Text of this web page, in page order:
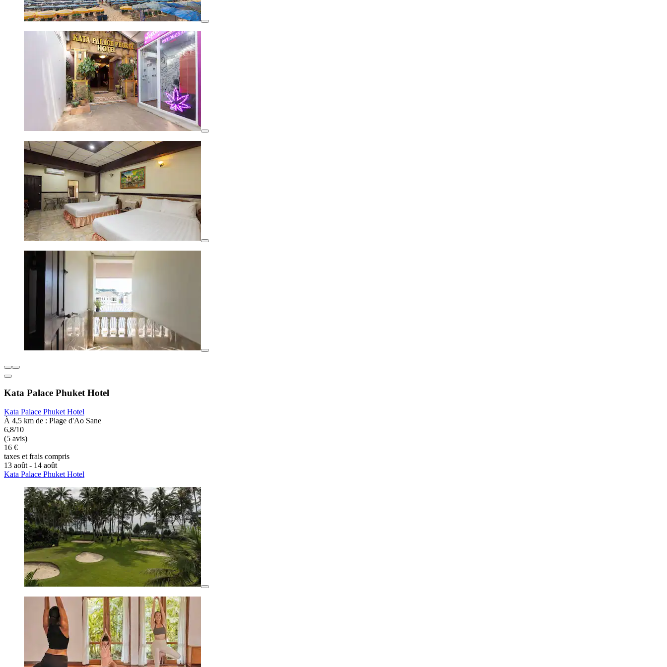
Kata Palace Phuket Hotel
Kata Palace Phuket Hotel
À 4,5 km de : Plage d'Ao Sane
6,8/10
(5 avis)
16 €
taxes et frais compris
13 août - 14 août
Kata Palace Phuket Hotel